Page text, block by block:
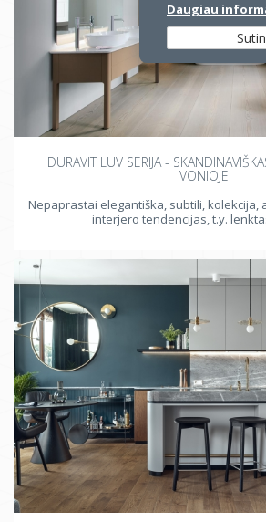
DURAVIT LUV SERIJA -
VONIOJE
Nepaprastai elegantiška, subtili, kolekcija,
interjero tendencijas, t.y.
Daugiau